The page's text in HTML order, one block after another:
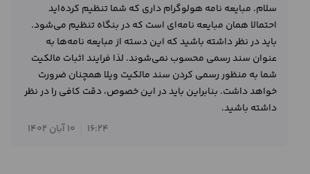
سلام. مبایعه نامه هولوگرام داری که شما تنظیم کرده‌اید
احتمالا همان مبایعه نامه‌ای است که در بنگاه تنظیم می‌شود.
باید در نظر داشته باشید که این دسته از مبایعه نامه‌ها به
عنوان سند رسمی محسوب نمی‌شوند. لذا فرایند اثبات مالکیت
شما به منظور رسمی کردن سند مالکیت ویلا همچنان ضرورت
خواهد داشت. بنابراین باید در این خصوص، دقت کافی را در نظر
داشته باشید.
16:24
10 آبان 1402